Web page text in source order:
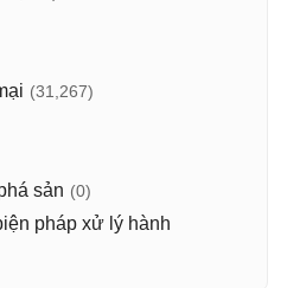
(31,267)
sản (0)
pháp xử lý hành